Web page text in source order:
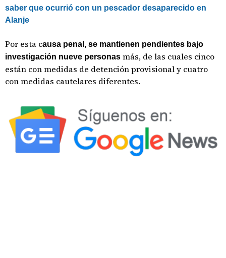
saber que ocurrió con un pescador desaparecido en
Alanje
Por esta causa penal, se mantienen pendientes bajo
investigación nueve personas más, de las cuales cinco
están con medidas de detención provisional y cuatro
con medidas cautelares diferentes.